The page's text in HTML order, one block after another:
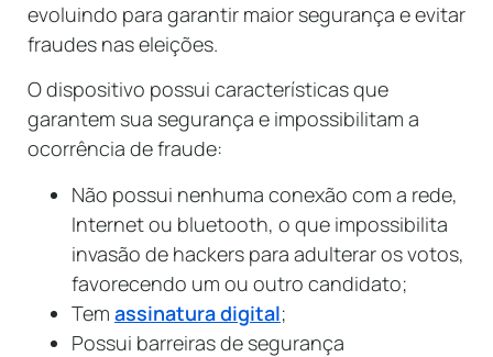
evoluindo para garantir maior segurança e evitar
fraudes nas eleições.
O dispositivo possui características que
garantem sua segurança e impossibilitam a
ocorrência de fraude:
Não possui nenhuma conexão com a rede,
Internet ou bluetooth, o que impossibilita
invasão de hackers para adulterar os votos,
favorecendo um ou outro candidato;
Tem assinatura digital;
Possui barreiras de segurança